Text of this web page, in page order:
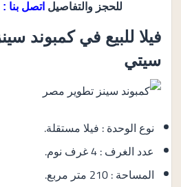
للحجز والتفاصيل اتصل بنا : 01158585050
فيلا للبيع في كمبوند
سيتي
نوع الوحدة : فيلا مستقلة.
عدد الغرف : 4 غرف نوم.
المساحة : 210 متر مربع.